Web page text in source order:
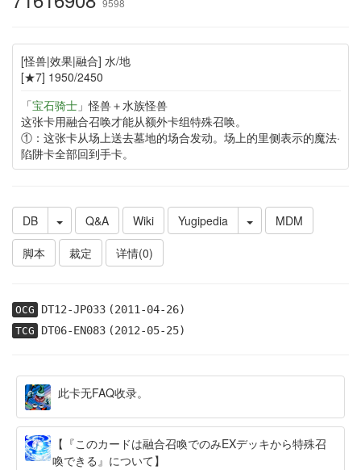
9598
[怪兽|效果|融合] 水/地
[★7] 1950/2450
「宝石骑士」怪兽＋水族怪兽
这张卡用融合召唤才能从额外卡组特殊召唤。
①：这张卡从场上送去墓地的场合发动。场上的里侧表示的魔法·
陷阱卡全部回到手卡。
DB Q&A Wiki Yugipedia
MDM
脚本
裁定 详情(0)
OCG DT12-JP033(2011-04-26)
TCG DT06-EN083(2012-05-25)
此卡无FAQ收录。
【『このカードは融合召喚でのみEXデッキから特殊召
喚できる』について】